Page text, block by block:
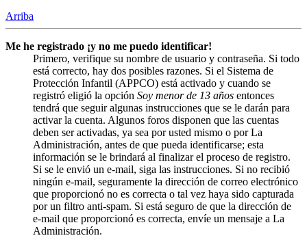
Arriba
Me he registrado ¡y no me puedo identificar!
Primero, verifique su nombre de usuario y contraseña. Si todo
está correcto, hay dos posibles razones. Si el Sistema de
Protección Infantil (APPCO) está activado y cuando se
registró eligió la opción Soy menor de 13 años entonces
tendrá que seguir algunas instrucciones que se le darán para
activar la cuenta. Algunos foros disponen que las cuentas
deben ser activadas, ya sea por usted mismo o por La
Administración, antes de que pueda identificarse; esta
información se le brindará al finalizar el proceso de registro.
Si se le envió un e-mail, siga las instrucciones. Si no recibió
ningún e-mail, seguramente la dirección de correo electrónico
que proporcionó no es correcta o tal vez haya sido capturada
por un filtro anti-spam. Si está seguro de que la dirección de
e-mail que proporcionó es correcta, envíe un mensaje a La
Administración.